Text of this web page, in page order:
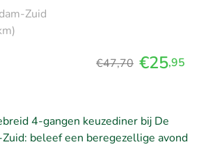
Zuid
€47,70 €25,95
4-gangen keuzediner bij De
beleef een beregezellige avond